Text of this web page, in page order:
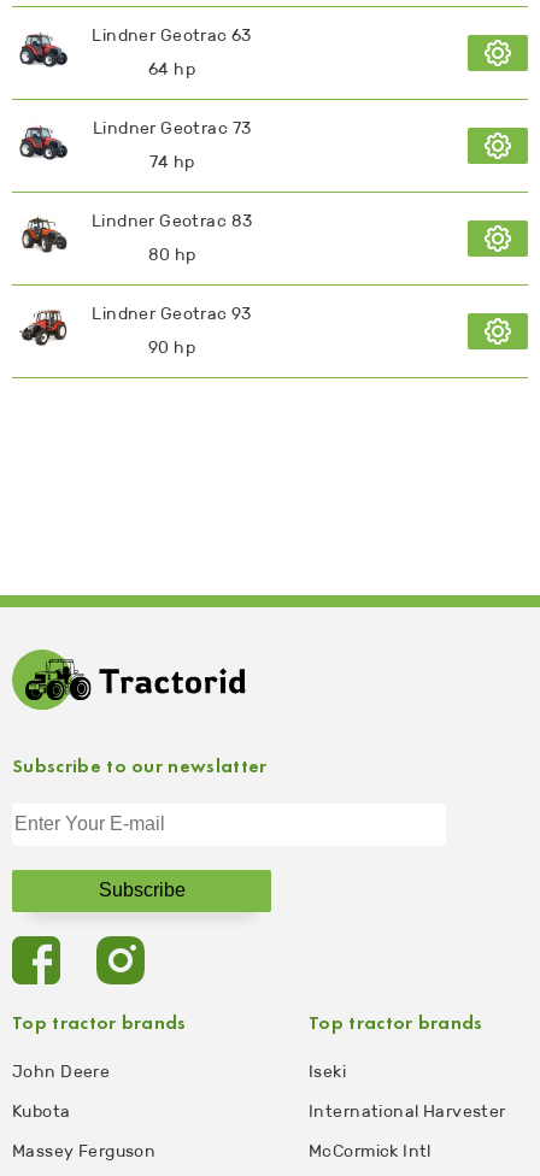
Lindner Geotrac 63
64 hp
Lindner Geotrac 73
74 hp
Lindner Geotrac 83
80 hp
Lindner Geotrac 93
90 hp
Top tractor brands
John Deere
Kubota
Massey Ferguson
Top tractor brands
Iseki
International Harvester
McCormick Intl
Subscribe to our newslatter